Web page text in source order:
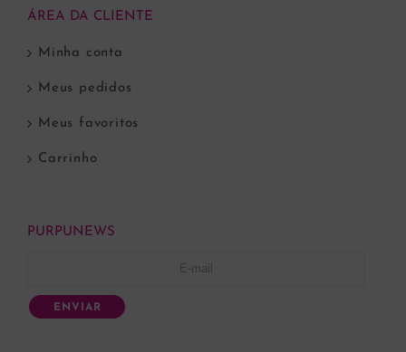
ÁREA DA CLIENTE
Minha conta
Meus pedidos
Meus favoritos
Carrinho
PURPUNEWS
ENVIAR